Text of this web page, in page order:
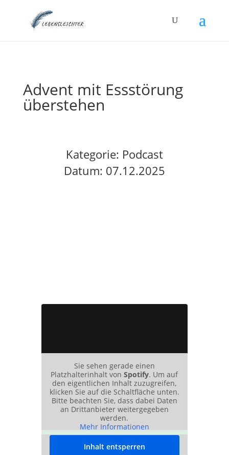
Advent mit Essstörung
überstehen
Kategorie: Podcast
Datum: 07.12.2025
Sie sehen gerade einen
Platzhalterinhalt vonSpotify. Um auf
den eigentlichen Inhalt zuzugreifen,
klicken Sie auf die Schaltfläche unten.
Bitte beachten Sie, dass dabei Daten
an Drittanbieter weitergegeben
werden.
Mehr Informationen
Inhalt entsperren